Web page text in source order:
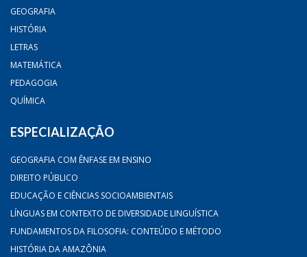
GEOGRAFIA
HISTÓRIA
LETRAS
MATEMÁTICA
PEDAGOGIA
QUÍMICA
ESPECIALIZAÇÃO
GEOGRAFIA COM ÊNFASE EM ENSINO
DIREITO PÚBLICO
EDUCAÇÃO E CIÊNCIAS SOCIOAMBIENTAIS
LÍNGUAS EM CONTEXTO DE DIVERSIDADE LINGUÍSTICA
FUNDAMENTOS DA FILOSOFIA: CONTEÚDO E MÉTODO
HISTÓRIA DA AMAZÔNIA